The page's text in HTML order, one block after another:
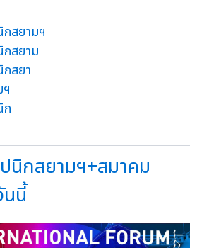
สยามฯ
กสยาม
สยา
ก
นิกสยามฯ+สมาคม
นี้